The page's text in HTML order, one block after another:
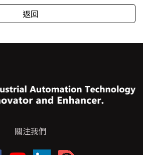
返回
關注我們